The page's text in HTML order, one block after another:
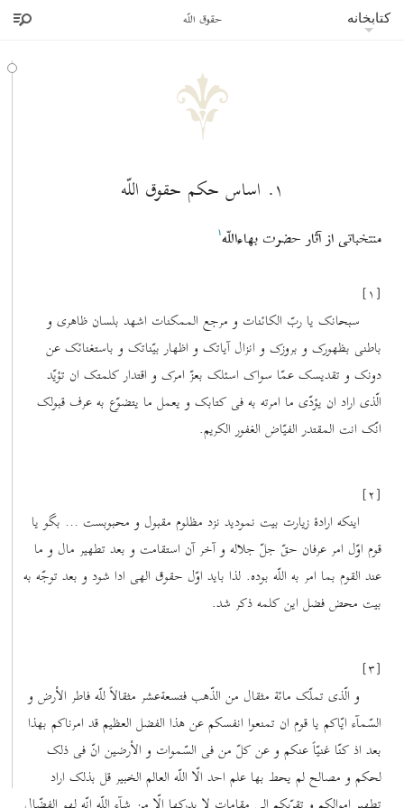
کتابخانه حقوق اللّه
بازبینی اوت ۲۰۰۹
۱. اساس حکم حقوق اللّه
منتخباتی از آثار حضرت بهاءاللّه۱
[۱]
سبحانک یا ربّ الکائنات و مرجع الممکنات اشهد بلسان ظاهری و
باطنی بظهورک و بروزک و انزال آیاتک و اظهار بیّناتک و باستغنائک عن
دونک و تقدیسک عمّا سواک اسئلک بعزّ امرک و اقتدار کلمتک ان تؤیّد
الّذی اراد ان یؤدّی ما امرته به فی کتابک و یعمل ما یتضوّع به عرف قبولک
انّک انت المقتدر الفیّاض الغفور الکریم.
[۲]
اینکه ارادۀ زیارت بیت نمودید نزد مظلوم مقبول و محبوبست … بگو یا
قوم اوّل امر عرفان حقّ جلّ جلاله و آخر آن استقامت و بعد تطهیر مال و ما
عند القوم بما امر به اللّه بوده. لذا باید اوّل حقوق الهی ادا شود و بعد توجّه به
بیت محض فضل این کلمه ذکر شد.
[۳]
و الّذی تملّک مائة مثقال من الذّهب فتسعة‌عشر مثقالاً للّه فاطر الأرض و
السّمآء ایّاکم یا قوم ان تمنعوا انفسکم عن هذا الفضل العظیم قد امرناکم بهذا
بعد اذ کنّا غنیّاً عنکم و عن کلّ من فی السّموات و الأرضین انّ فی ذلک
لحکم و مصالح لم یحط بها علم احد الّا اللّه العالم الخبیر قل بذلک اراد